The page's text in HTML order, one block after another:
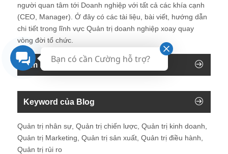
người quan tâm tới Doanh nghiệp với tất cả các khía cạnh
(CEO, Manager). Ở đây có các tài liệu, bài viết, hướng dẫn
chi tiết trong lĩnh vực Quản trị doanh nghiệp xoay quay
vòng đời tổ chức.
Tìm kiếm trên blog
Keyword của Blog
Quản trị nhân sự, Quản trị chiến lược, Quản trị kinh doanh,
Quản trị Marketing, Quản trị sản xuất, Quản trị điều hành,
Quản trị rủi ro
Bạn có cần Cường hỗ trợ?